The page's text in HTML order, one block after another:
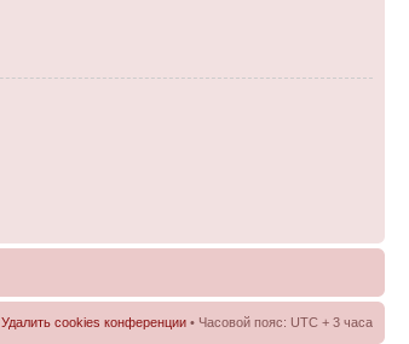
Удалить cookies конференции • Часовой пояс: UTC + 3 часа